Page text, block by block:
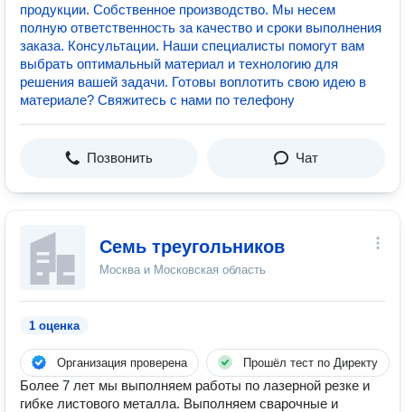
продукции. Собственное производство. Мы несем
полную ответственность за качество и сроки выполнения
заказа. Консультации. Наши специалисты помогут вам
выбрать оптимальный материал и технологию для
решения вашей задачи. Готовы воплотить свою идею в
материале? Свяжитесь с нами по телефону
Позвонить Чат
Семь треугольников
Москва и Московская область
1 оценка
Организация проверена Прошёл тест по Директу
Более 7 лет мы выполняем работы по лазерной резке и
гибке листового металла. Выполняем сварочные и